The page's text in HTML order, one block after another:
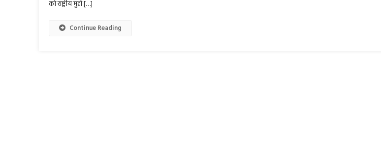
को राष्ट्रीय मुद्दों […]
Continue Reading